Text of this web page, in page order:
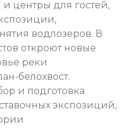
центры для гостей,
водлозеров. В
откроют новые
реки
белохвост.
и подготовка
экспозиций,